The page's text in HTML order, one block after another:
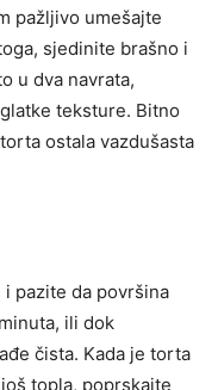
pažljivo umešajte
sjedinite brašno i
u dva navrata,
teksture. Bitno
ostala vazdušasta
pazite da površina
ili dok
čista. Kada je torta
topla, poprskajte